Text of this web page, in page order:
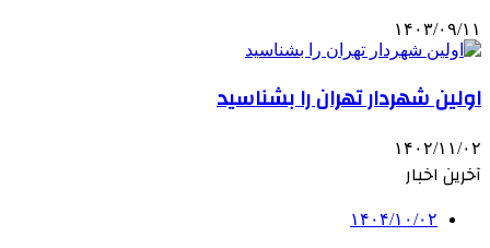
۱۴۰۳/۰۹/۱۱
اولین شهردار تهران را بشناسید
۱۴۰۲/۱۱/۰۲
آخرین اخبار
۱۴۰۴/۱۰/۰۲